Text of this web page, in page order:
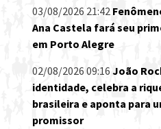
03/08/2026 21:42
Ana Castela fará seu
em Porto Alegre
02/08/2026 09:16 João
identidade, celebra a
brasileira e aponta para
promissor